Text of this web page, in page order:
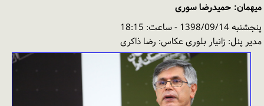
اخبار
گزارش تصویری
گفت‌وگو با عکاسان
نقد و بررسی
میهمان: حمیدرضا سوری
پنجشنبه 1398/09/14 - ساعت: 18:15
مدیر پنل: زانیار بلوری عکاس: رضا ذاکری